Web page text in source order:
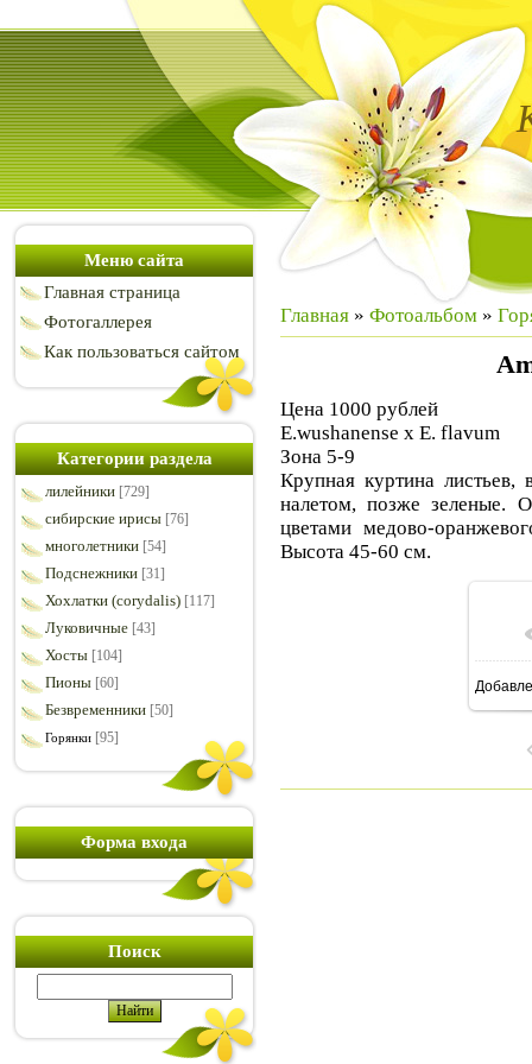
Меню сайта
Главная страница
Фотогаллерея
Как пользоваться сайтом
Категории раздела
лилейники [729]
сибирские ирисы [76]
многолетники [54]
Подснежники [31]
Хохлатки (corydalis) [117]
Луковичные [43]
Хосты [104]
Пионы [60]
Безвременники [50]
Горянки [95]
Форма входа
Поиск
Главная » Фотоальбом »
Цена 1000 рублей
E.wushanense x E. flavum
Зона 5-9
Крупная куртина
налетом, позже зеленые.
цветами медово-
Высота 45-60 см.